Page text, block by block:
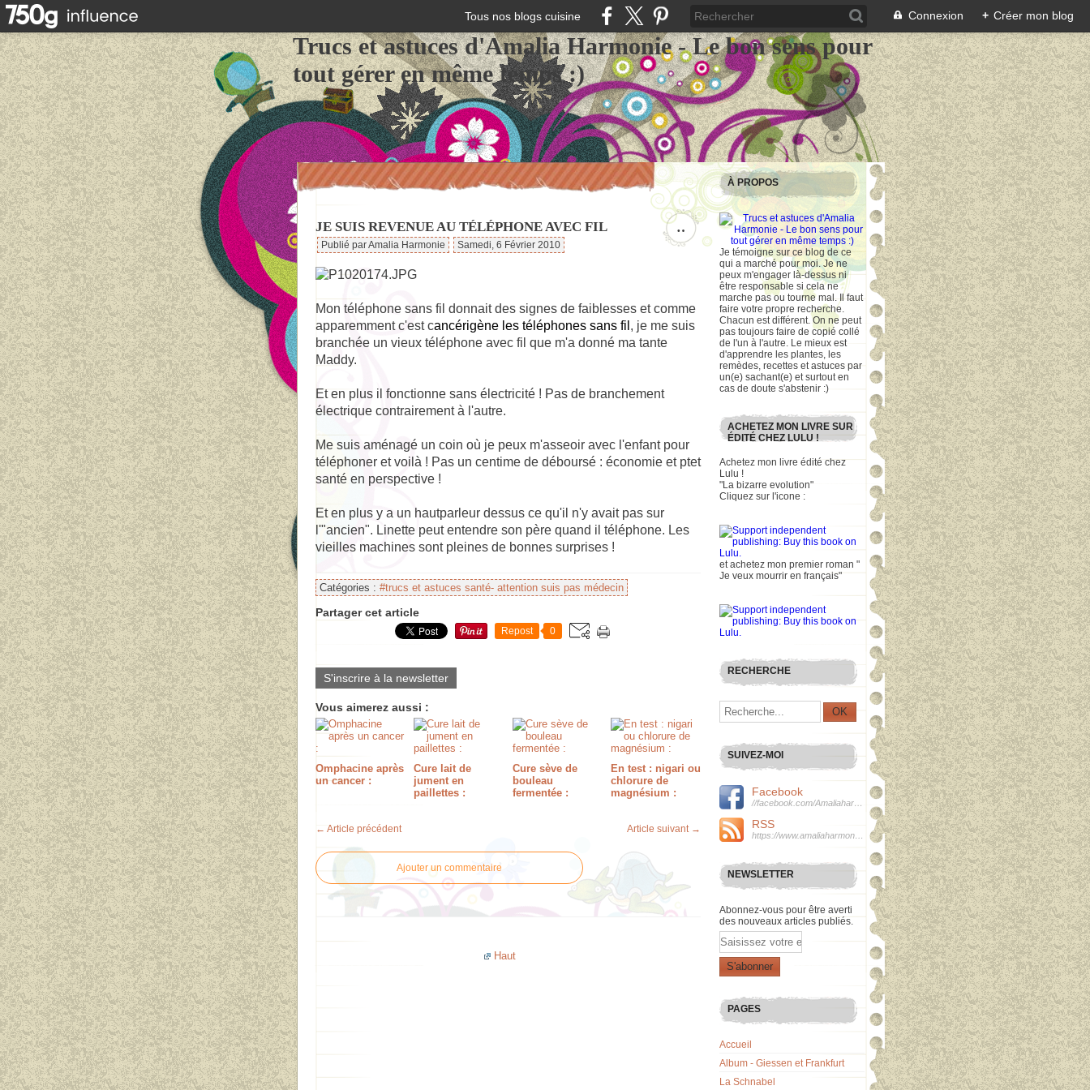
Tous nos blogs cuisine Connexion + Créer mon blog
Trucs et astuces d'Amalia Harmonie - Le bon sens pour
tout gérer en même temps :)
…
JE SUIS REVENUE AU TÉLÉPHONE AVEC FIL
Publié par Amalia Harmonie Samedi, 6 Février 2010
Mon téléphone sans fil donnait des signes de faiblesses et comme
apparemment c'est cancérigène les téléphones sans fil , je me suis
branchée un vieux téléphone avec fil que m'a donné ma tante
Maddy.
Et en plus il fonctionne sans électricité ! Pas de branchement
électrique contrairement à l'autre.
Me suis aménagé un coin où je peux m'asseoir avec l'enfant pour
téléphoner et voilà ! Pas un centime de déboursé : économie et ptet
santé en perspective !
Et en plus y a un hautparleur dessus ce qu'il n'y avait pas sur
l'"ancien". Linette peut entendre son père quand il téléphone. Les
vieilles machines sont pleines de bonnes surprises !
Catégories : #trucs et astuces santé- attention suis pas médecin
Partager cet article
Repost 0
S'inscrire à la newsletter
Vous aimerez aussi :
Omphacine après
un cancer :
Cure lait de
jument en
paillettes :
Cure sève de
bouleau
fermentée :
En test : nigari ou
chlorure de
magnésium :
← Article précédent Article suivant →
Ajouter un commentaire
Haut
À PROPOS
Je témoigne sur ce blog de ce
qui a marché pour moi. Je ne
peux m'engager là-dessus ni
être responsable si cela ne
marche pas ou tourne mal. Il faut
faire votre propre recherche.
Chacun est différent. On ne peut
pas toujours faire de copié collé
de l'un à l'autre. Le mieux est
d'apprendre les plantes, les
remèdes, recettes et astuces par
un(e) sachant(e) et surtout en
cas de doute s'abstenir :)
ACHETEZ MON LIVRE SUR
ÉDITÉ CHEZ LULU !
Achetez mon livre édité chez
Lulu !
"La bizarre evolution"
Cliquez sur l'icone :
et achetez mon premier roman "
Je veux mourrir en français"
RECHERCHE
SUIVEZ-MOI
Facebook
RSS
NEWSLETTER
Abonnez-vous pour être averti
des nouveaux articles publiés.
Email
PAGES
Accueil
Album - Giessen et Frankfurt
La Schnabel